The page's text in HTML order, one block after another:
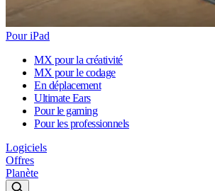
Pour iPad
MX pour la créativité
MX pour le codage
En déplacement
Ultimate Ears
Pour le gaming
Pour les professionnels
Logiciels
Offres
Planète